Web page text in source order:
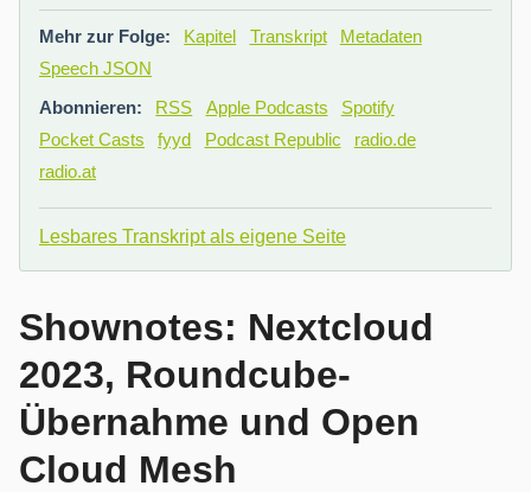
Mehr zur Folge: Kapitel Transkript
Metadaten
Speech JSON
Abonnieren:
RSS Apple Podcasts
Spotify
Pocket Casts
fyyd Podcast Republic
radio.de
radio.at
Lesbares Transkript als eigene Seite
Shownotes: Nextcloud
2023, Roundcube-
Übernahme und Open
Cloud Mesh